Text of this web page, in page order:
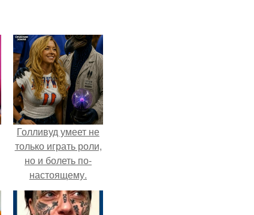
Голливуд умеет не
только играть роли,
но и болеть по-
настоящему.